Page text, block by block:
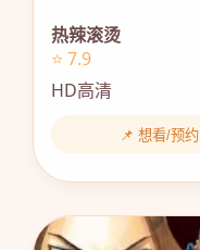
热辣滚烫
⭐ 7.9
HD高清
📌 想看/预约